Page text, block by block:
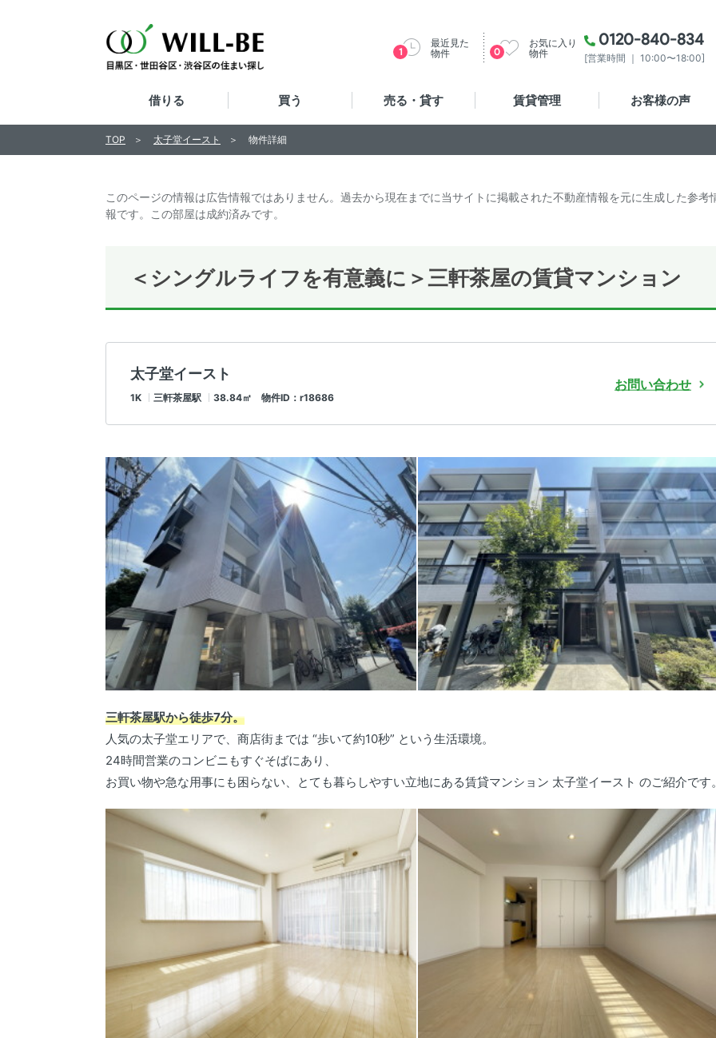
0120-840-834
[営業時間 ｜ 10:00〜18:00]
最近見た
物件
1
お気に入り
物件
0
借りる 買う 売る・貸す 賃貸管理 お客様の声
このページの情報は広告情報ではありません。過去から現在までに当サイトに掲載された不動産情報を元に生成した参考
報です。この部屋は成約済みです。
＜シングルライフを有意義に＞三軒茶屋の賃貸マンション
太子堂イースト
1K 三軒茶屋駅 38.84㎡ 物件ID：r18686
お問い合わせ
三軒茶屋駅から徒歩7分。
人気の太子堂エリアで、商店街までは “歩いて約10秒” という生活環境。
24時間営業のコンビニもすぐそばにあり、
お買い物や急な用事にも困らない、とても暮らしやすい立地にある賃貸マンション 太子堂イースト のご紹介です
TOP 太子堂イースト 物件詳細